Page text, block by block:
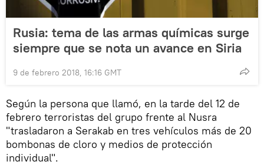
Rusia: tema de las armas químicas surge
siempre que se nota un avance en Siria
9 de febrero 2018, 16:16 GMT
Según la persona que llamó, en la tarde del 12 de
febrero terroristas del grupo frente al Nusra
"trasladaron a Serakab en tres vehículos más de 20
bombonas de cloro y medios de protección
individual".